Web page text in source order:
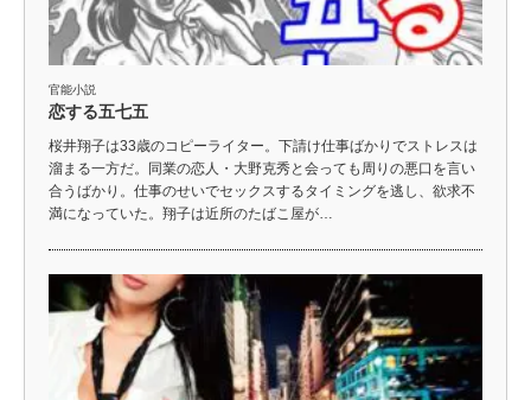
官能小説
恋する五七五
桜井翔子は33歳のコピーライター。下請け仕事ばかりでストレスは
溜まる一方だ。同業の恋人・大野克秀と会っても周りの悪口を言い
合うばかり。仕事のせいでセックスするタイミングを逃し、欲求不
満になっていた。翔子は近所のたばこ屋が…